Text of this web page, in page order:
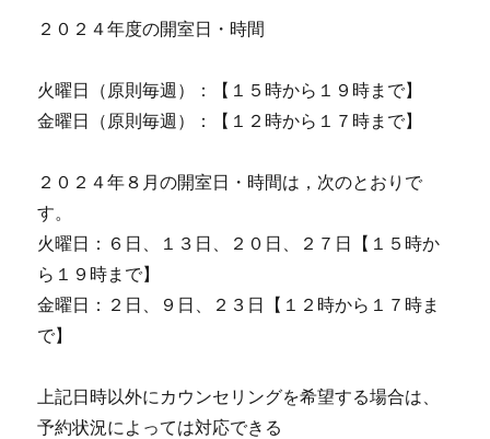
２０２４年度の開室日・時間
火曜日（原則毎週）：【１５時から１９時まで】
金曜日（原則毎週）：【１２時から１７時まで】
２０２４年８月の開室日・時間は，次のとおりで
す。
火曜日：６日、１３日、２０日、２７日【１５時か
ら１９時まで】
金曜日：２日、９日、２３日【１２時から１７時ま
で】
上記日時以外にカウンセリングを希望する場合は、
予約状況によっては対応できる